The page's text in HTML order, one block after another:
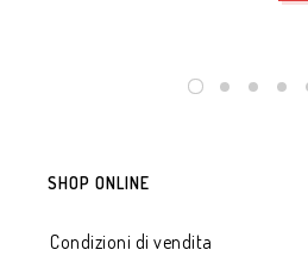
SHOP ONLINE
Condizioni di vendita